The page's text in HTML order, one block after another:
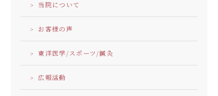
LINE問い合わせ
当院について
お客様の声
東洋医学/スポーツ/鍼灸
広報活動